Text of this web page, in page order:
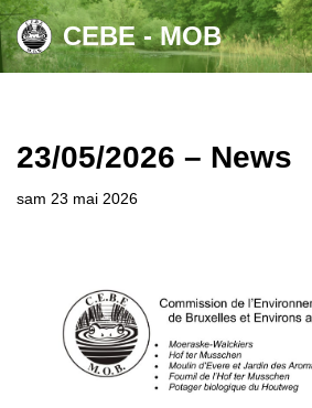
Aller
CEBE - MOB
23/05/2026 – News
sam 23 mai 2026